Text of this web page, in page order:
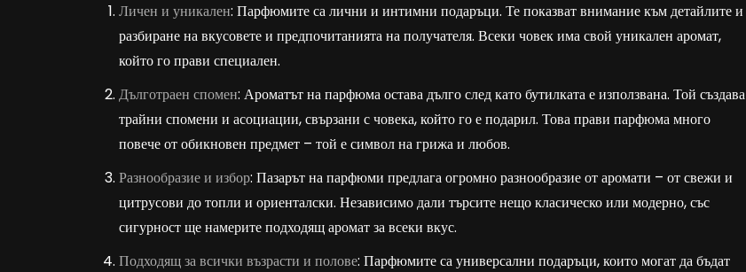
Личен и уникален: Парфюмите са лични и интимни подаръци. Те показват внимание към детайлите и
разбиране на вкусовете и предпочитанията на получателя. Всеки човек има свой уникален аромат,
който го прави специален.
Дълготраен спомен: Ароматът на парфюма остава дълго след като бутилката е използвана. Той създава
трайни спомени и асоциации, свързани с човека, който го е подарил. Това прави парфюма много
повече от обикновен предмет – той е символ на грижа и любов.
Разнообразие и избор: Пазарът на парфюми предлага огромно разнообразие от аромати – от свежи и
цитрусови до топли и ориенталски. Независимо дали търсите нещо класическо или модерно, със
сигурност ще намерите подходящ аромат за всеки вкус.
Подходящ за всички възрасти и полове: Парфюмите са универсални подаръци, които могат да бъдат